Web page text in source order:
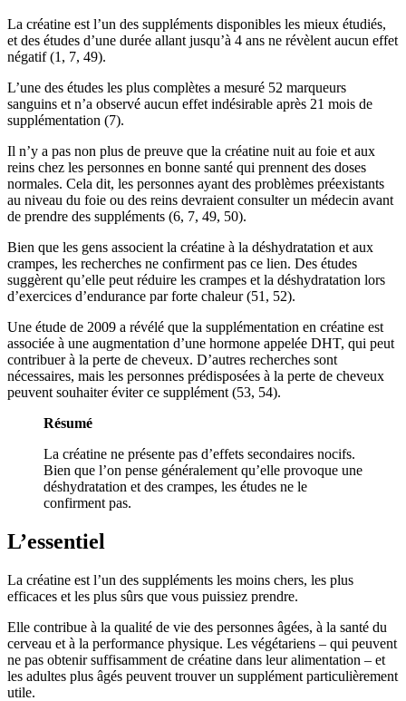
La créatine est l’un des suppléments disponibles les mieux étudiés,
et des études d’une durée allant jusqu’à 4 ans ne révèlent aucun effet
négatif (1, 7, 49).
L’une des études les plus complètes a mesuré 52 marqueurs
sanguins et n’a observé aucun effet indésirable après 21 mois de
supplémentation (7).
Il n’y a pas non plus de preuve que la créatine nuit au foie et aux
reins chez les personnes en bonne santé qui prennent des doses
normales. Cela dit, les personnes ayant des problèmes préexistants
au niveau du foie ou des reins devraient consulter un médecin avant
de prendre des suppléments (6, 7, 49, 50).
Bien que les gens associent la créatine à la déshydratation et aux
crampes, les recherches ne confirment pas ce lien. Des études
suggèrent qu’elle peut réduire les crampes et la déshydratation lors
d’exercices d’endurance par forte chaleur (51, 52).
Une étude de 2009 a révélé que la supplémentation en créatine est
associée à une augmentation d’une hormone appelée DHT, qui peut
contribuer à la perte de cheveux. D’autres recherches sont
nécessaires, mais les personnes prédisposées à la perte de cheveux
peuvent souhaiter éviter ce supplément (53, 54).
Résumé
La créatine ne présente pas d’effets secondaires nocifs.
Bien que l’on pense généralement qu’elle provoque une
déshydratation et des crampes, les études ne le
confirment pas.
L’essentiel
La créatine est l’un des suppléments les moins chers, les plus
efficaces et les plus sûrs que vous puissiez prendre.
Elle contribue à la qualité de vie des personnes âgées, à la santé du
cerveau et à la performance physique. Les végétariens – qui peuvent
ne pas obtenir suffisamment de créatine dans leur alimentation – et
les adultes plus âgés peuvent trouver un supplément particulièrement
utile.